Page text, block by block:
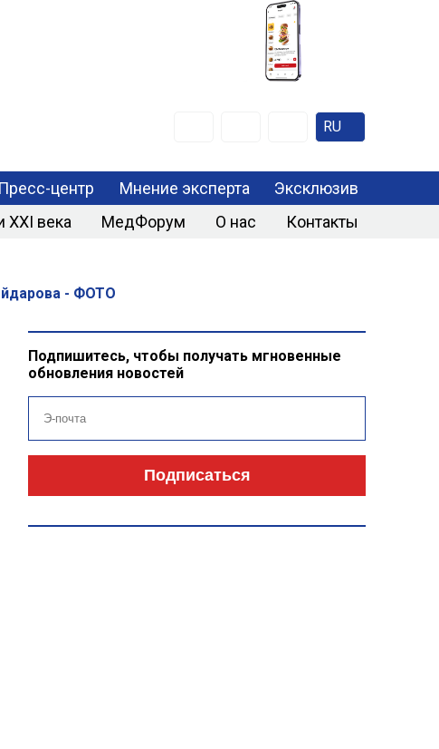
RU
Пресс-центр Мнение эксперта
Эксклюзив
XXI века МедФорум О нас Контакты
- ФОТО
Подпишитесь, чтобы получать мгновенные
обновления новостей
Подписаться